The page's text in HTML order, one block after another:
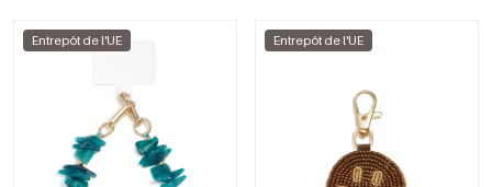
Entrepôt de l'UE Entrepôt de l'UE